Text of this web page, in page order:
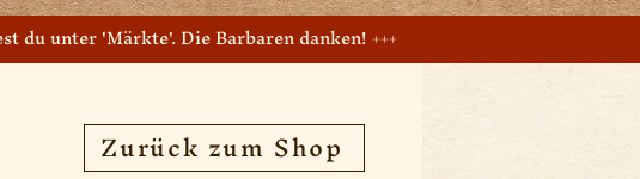
du unter 'Märkte'. Die Barbaren danken! +++
Zurück zum Shop